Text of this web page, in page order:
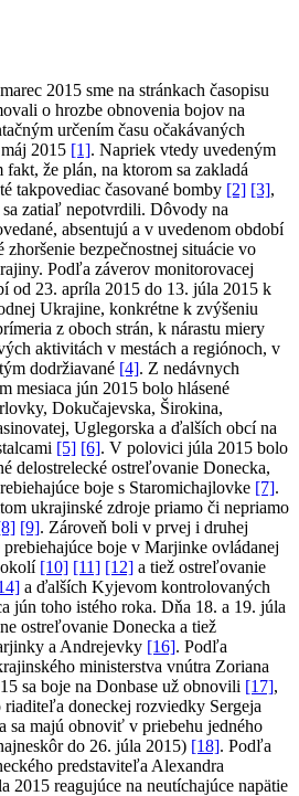
2015 sme na stránkach časopisu
o hrozbe obnovenia bojov na
určením času očakávaných
2015 [1]. Napriek vtedy uvedeným
že plán, na ktorom sa zakladá
takpovediac časované bomby [2] [3],
sa zatiaľ nepotvrdili. Dôvody na
absentujú a v uvedenom období
zhoršenie bezpečnostnej situácie vo
Podľa záverov monitorovacej
od 23. apríla 2015 do 13. júla 2015 k
Ukrajine, konkrétne k zvýšeniu
z oboch strán, k nárastu miery
aktivitách v mestách a regiónoch, v
dodržiavané [4]. Z nedávnych
mesiaca jún 2015 bolo hlásené
Dokučajevska, Širokina,
Uglegorska a ďalších obcí na
[5] [6]. V polovici júla 2015 bolo
delostrelecké ostreľovanie Donecka,
boje s Staromichajlovke [7].
ukrajinské zdroje priamo či nepriamo
[9]. Zároveň boli v prvej i druhej
boje v Marjinke ovládanej
[10] [11] [12] a tiež ostreľovanie
a ďalších Kyjevom kontrolovaných
jún toho istého roka. Dňa 18. a 19. júla
ostreľovanie Donecka a tiež
a Andrejevky [16]. Podľa
ministerstva vnútra Zoriana
sa boje na Donbase už obnovili [17],
doneckej rozviedky Sergeja
sa majú obnoviť v priebehu jedného
do 26. júla 2015) [18]. Podľa
predstaviteľa Alexandra
2015 reagujúce na neutíchajúce napätie